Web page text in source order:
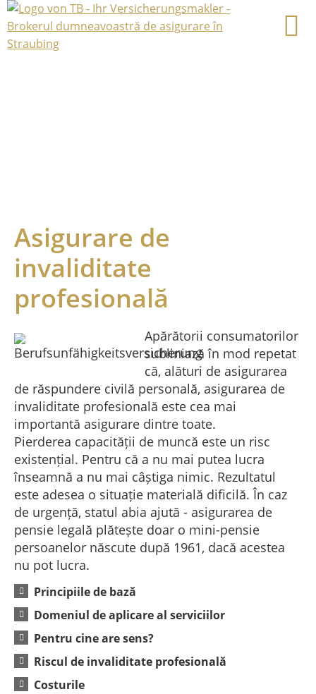
Asigurare de
invaliditate
profesională
Apărătorii consumatorilor
subliniază în mod repetat
că, alături de asigurarea
de răspundere civilă personală, asigurarea de
invaliditate profesională este cea mai
importantă asigurare dintre toate.
Pierderea capacității de muncă este un risc
existențial. Pentru că a nu mai putea lucra
înseamnă a nu mai câștiga nimic. Rezultatul
este adesea o situație materială dificilă. În caz
de urgență, statul abia ajută - asigurarea de
pensie legală plătește doar o mini-pensie
persoanelor născute după 1961, dacă acestea
nu pot lucra.
Principiile de bază
Domeniul de aplicare al serviciilor
Pentru cine are sens?
Riscul de invaliditate profesională
Costurile